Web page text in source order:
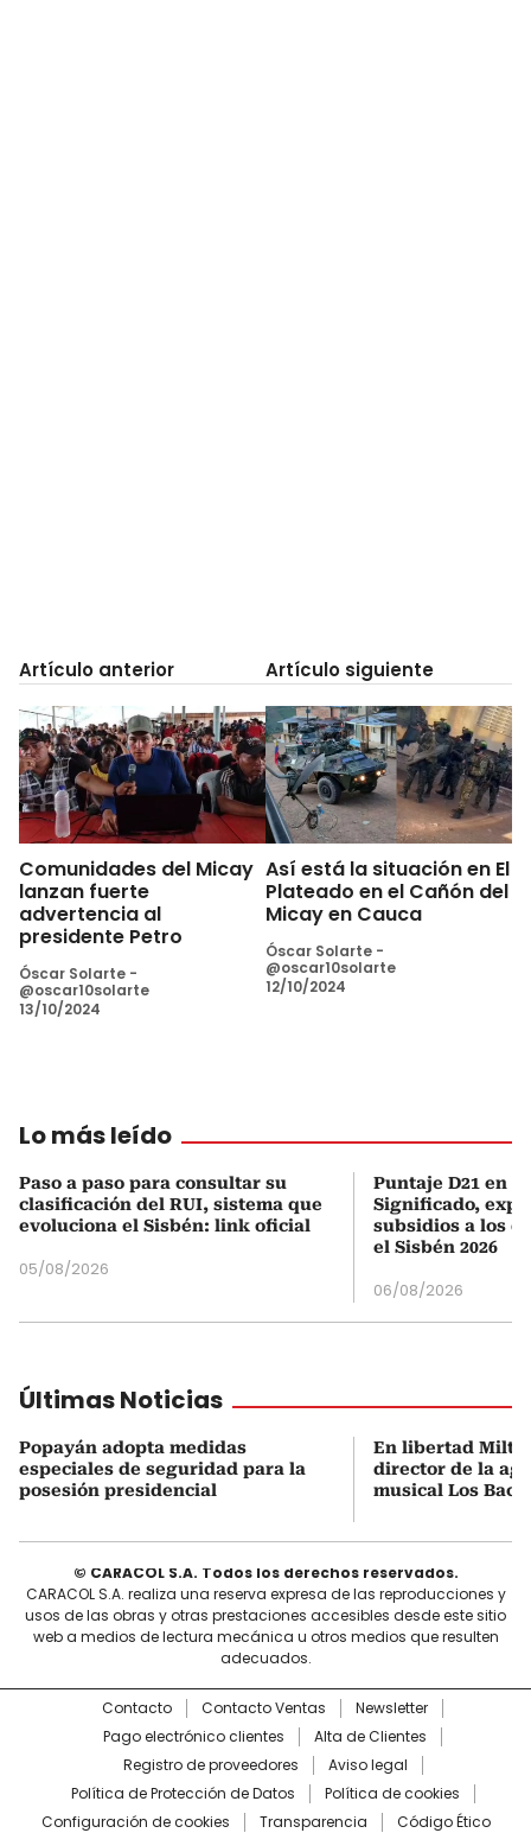
Artículo anterior
Comunidades del Micay
lanzan fuerte
advertencia al
presidente Petro
Óscar Solarte -
@oscar10solarte
13/10/2024
Artículo siguiente
Así está la situación en El
Plateado en el Cañón del
Micay en Cauca
Óscar Solarte -
@oscar10solarte
12/10/2024
Lo más leído
Paso a paso para consultar su
clasificación del RUI, sistema que
evoluciona el Sisbén: link oficial
05/08/2026
Puntaje D21 en
Significado,
subsidios a los
el Sisbén 2026
06/08/2026
Últimas Noticias
Popayán adopta medidas
especiales de seguridad para la
posesión presidencial
En libertad
director de la
musical Los
© CARACOL S.A. Todos los derechos reservados.
CARACOL S.A. realiza una reserva expresa de las reproducciones y
usos de las obras y otras prestaciones accesibles desde este sitio
web a medios de lectura mecánica u otros medios que resulten
adecuados.
Contacto Contacto Ventas
Newsletter
Pago electrónico clientes
Alta de Clientes
Registro de proveedores
Aviso legal
Política de Protección de Datos
Política de cookies
Configuración de cookies
Transparencia Código Ético